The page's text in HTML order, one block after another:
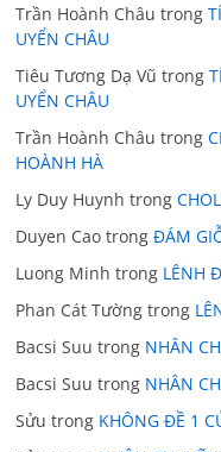
Trần Hoành Châu trong
UYỂN CHÂU
Tiêu Tương Dạ Vũ trong
UYỂN CHÂU
Trần Hoành Châu trong
HOÀNH HÀ
Ly Duy Huynh trong
Duyen Cao trongĐÁM
Luong Minh trong LÊNH
Phan Cát Tường trong
Bacsi Suu trong NHÂN
Bacsi Suu trong NHÂN
Sửu trong KHÔNG ĐỀ 1